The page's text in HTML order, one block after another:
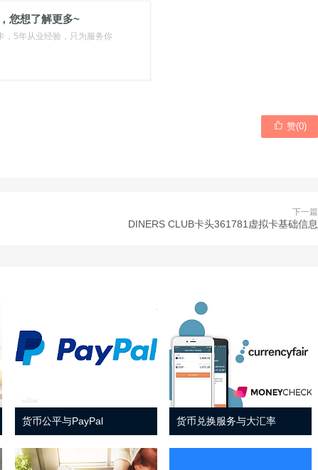
您想了解更多~
，5年从业经验，只为服务你
 赞(0)
下一篇
DINERS CLUB卡头361781虚拟卡基础信息
货币公平与PayPal 货币兑换服务与大汇率